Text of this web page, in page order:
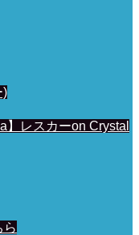
)
】レスカーon Crystal
ら